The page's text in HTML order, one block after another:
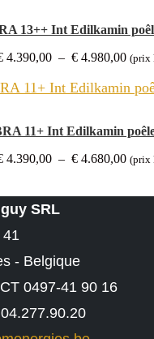
13++ Int Edilkamin
4.390,00 – €4.980,00Plage
de
prix :
€
(prix
11+ Int Edilkamin
4.390,00 – €4.680,00Plage
de
€
(prix
SRL
41
- Belgique
0497-41 90 16